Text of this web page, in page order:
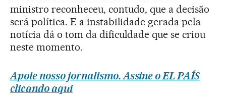
ministro reconheceu, contudo, que a decisão
será política. E a instabilidade gerada pela
notícia dá o tom da dificuldade que se criou
neste momento.
Apoie nosso jornalismo. Assine o EL PAÍS
clicando aqui